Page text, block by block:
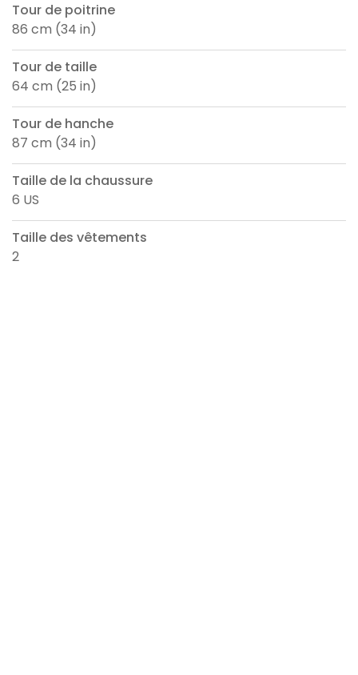
Tour de poitrine
86 cm (34 in)
Tour de taille
64 cm (25 in)
Tour de hanche
87 cm (34 in)
Taille de la chaussure
6 US
Taille des vêtements
2